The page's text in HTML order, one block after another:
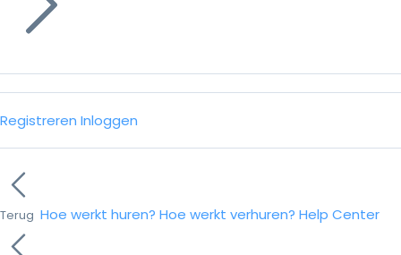
Registreren Inloggen
Terug Hoe werkt huren? Hoe werkt verhuren? Help Center